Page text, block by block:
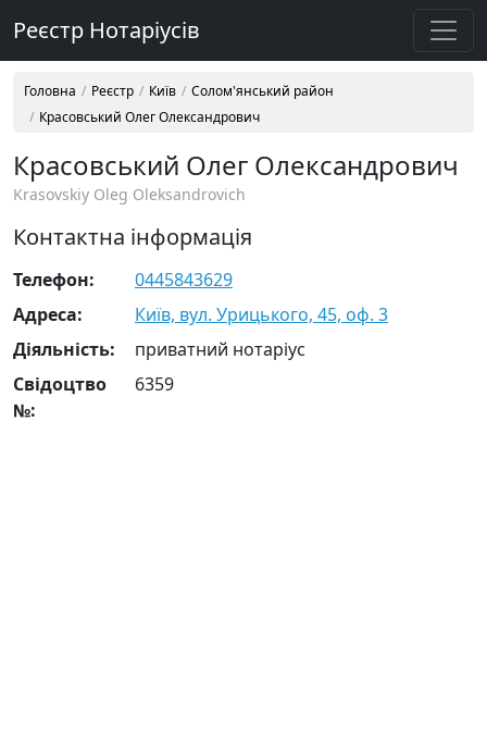
Реєстр Нотаріусів
Головна Реєстр Київ
Солом'янський район
Красовський Олег Олександрович
Красовський Олег Олександрович
Krasovskiy Oleg Oleksandrovich
Контактна інформація
Телефон:
0445843629
Адреса:
Київ, вул. Урицького, 45, оф. 3
Діяльність:
приватний нотаріус
Свідоцтво
№:
6359